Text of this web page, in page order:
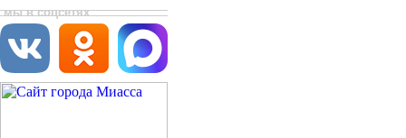
мы в соцсетях